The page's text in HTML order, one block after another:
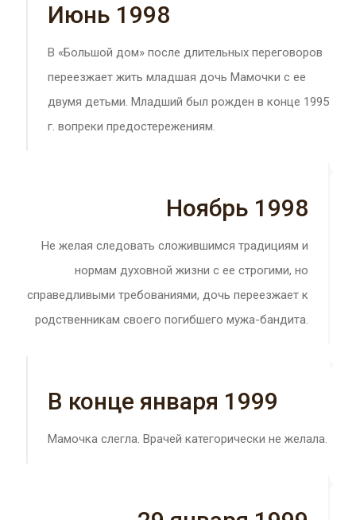
Июнь 1998
В «Большой дом» после длительных переговоров
переезжает жить младшая дочь Мамочки с ее
двумя детьми. Младший был рожден в конце 1995
г. вопреки предостережениям.
Ноябрь 1998
Не желая следовать сложившимся традициям и
нормам духовной жизни с ее строгими, но
справедливыми требованиями, дочь переезжает к
родственникам своего погибшего мужа-бандита.
В конце января 1999
Мамочка слегла. Врачей категорически не желала.